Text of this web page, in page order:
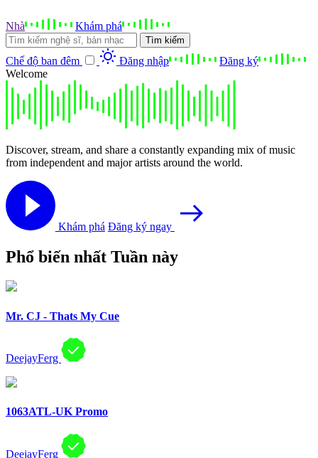
Nhà Khám phá
Tìm kiếm
Chế độ ban đêm Đăng nhập
Đăng ký
Welcome
Discover, stream, and share a constantly expanding mix of music
from independent and major artists around the world.
Khám phá Đăng ký ngay
Phổ biến nhất Tuần này
Mr. CJ - Thats My Cue
DeejayFerg
1063ATL-UK Promo
DeejayFerg